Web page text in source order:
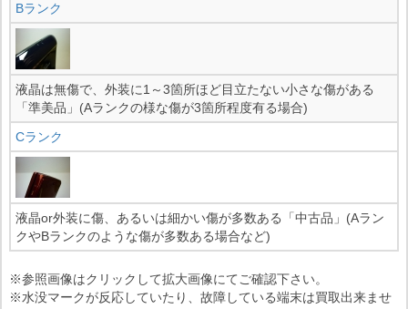
Bランク
液晶は無傷で、外装に1～3箇所ほど目立たない小さな傷がある
「準美品」(Aランクの様な傷が3箇所程度有る場合)
Cランク
液晶or外装に傷、あるいは細かい傷が多数ある「中古品」(Aラン
クやBランクのような傷が多数ある場合など)
※参照画像はクリックして拡大画像にてご確認下さい。
※水没マークが反応していたり、故障している端末は買取出来ませ